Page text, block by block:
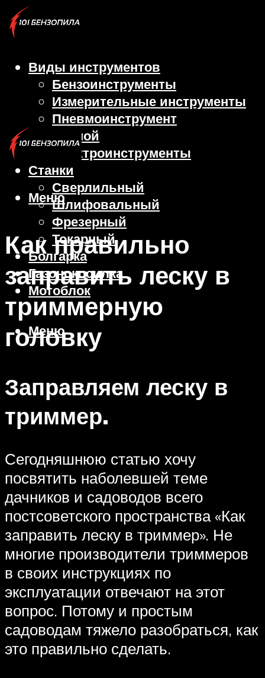
Виды инструментов
Бензоинструменты
Измерительные инструменты
Пневмоинструмент
Ручной
Электроинструменты
Станки
Сверлильный
Шлифовальный
Фрезерный
Токарный
Болгарка
Газонокосилка
Мотоблок
Меню
Меню
Как правильно
заправить леску в
триммерную
головку
Заправляем леску в
триммер.
Сегодняшнюю статью хочу
посвятить наболевшей теме
дачников и садоводов всего
постсоветского пространства «Как
заправить леску в триммер». Не
многие производители триммеров
в своих инструкциях по
эксплуатации отвечают на этот
вопрос. Потому и простым
садоводам тяжело разобраться, как
это правильно сделать.